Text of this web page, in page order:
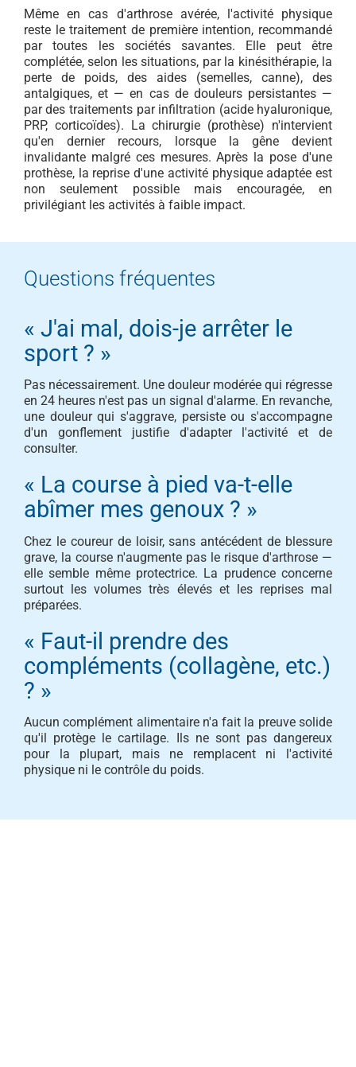
Même en cas d'arthrose avérée, l'activité physique
reste le traitement de première intention, recommandé
par toutes les sociétés savantes. Elle peut être
complétée, selon les situations, par la kinésithérapie, la
perte de poids, des aides (semelles, canne), des
antalgiques, et — en cas de douleurs persistantes —
par des traitements par infiltration (acide hyaluronique,
PRP, corticoïdes). La chirurgie (prothèse) n'intervient
qu'en dernier recours, lorsque la gêne devient
invalidante malgré ces mesures. Après la pose d'une
prothèse, la reprise d'une activité physique adaptée est
non seulement possible mais encouragée, en
privilégiant les activités à faible impact.
Questions fréquentes
« J'ai mal, dois-je arrêter le
sport ? »
Pas nécessairement. Une douleur modérée qui régresse
en 24 heures n'est pas un signal d'alarme. En revanche,
une douleur qui s'aggrave, persiste ou s'accompagne
d'un gonflement justifie d'adapter l'activité et de
consulter.
« La course à pied va-t-elle
abîmer mes genoux ? »
Chez le coureur de loisir, sans antécédent de blessure
grave, la course n'augmente pas le risque d'arthrose —
elle semble même protectrice. La prudence concerne
surtout les volumes très élevés et les reprises mal
préparées.
« Faut-il prendre des
compléments (collagène, etc.)
? »
Aucun complément alimentaire n'a fait la preuve solide
qu'il protège le cartilage. Ils ne sont pas dangereux
pour la plupart, mais ne remplacent ni l'activité
physique ni le contrôle du poids.